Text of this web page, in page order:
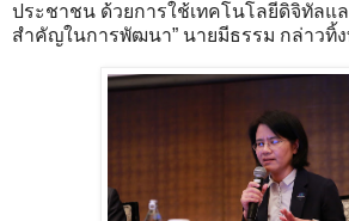
ประชาชน ด้วยการใช้เทคโนโลยีดิจิทัลแล
สำคัญในการพัฒนา” นายมีธรรม กล่าวทิ้ง